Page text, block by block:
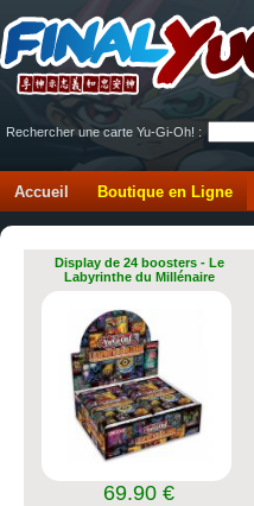
Rechercher une carte Yu-Gi-Oh! :
Accueil Boutique en Ligne
Display de 24 boosters - Le
Labyrinthe du Millénaire
69.90 €